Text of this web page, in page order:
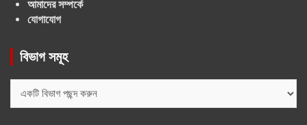
আমাদের সম্পর্কে
যোগাযোগ
বিভাগ সমূহ
সমূহ